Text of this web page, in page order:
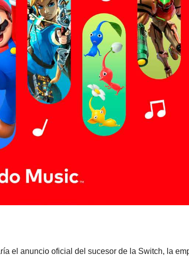
el anuncio oficial del sucesor de la Switch, la